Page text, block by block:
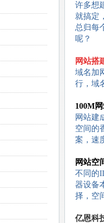
许多想
就搞定
总归每
呢？
网站搭
域名加
行，域
100M
网站建
空间的
案，速
网站空
不同的
器设备
择，空
亿恩科